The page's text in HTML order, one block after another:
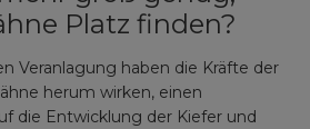
Platz finden?
Veranlagung haben die Kräfte der
herum wirken, einen
die Entwicklung der Kiefer und